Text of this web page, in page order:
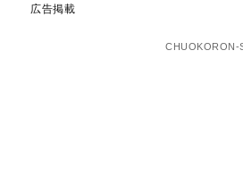
広告掲載
CHUOKORON-